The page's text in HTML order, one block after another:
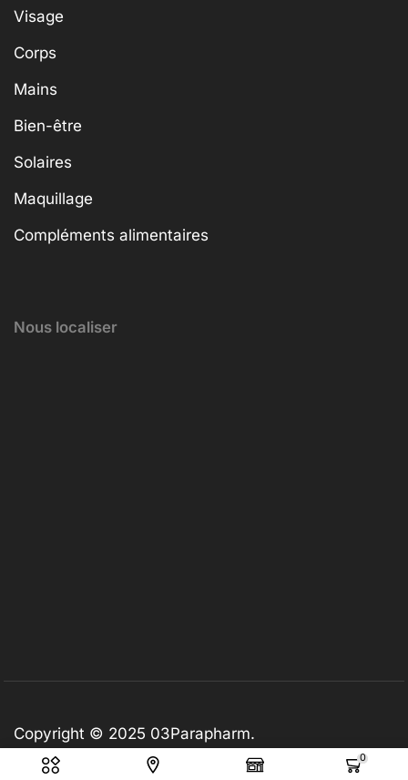
0
Visage
Corps
Mains
Bien-être
Solaires
Maquillage
Compléments alimentaires
Nous localiser
Copyright © 2025 03Parapharm.